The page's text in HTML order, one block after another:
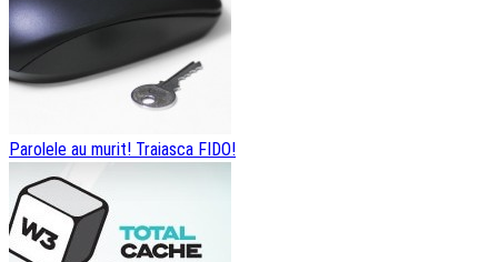
Parolele au murit! Traiasca FIDO!